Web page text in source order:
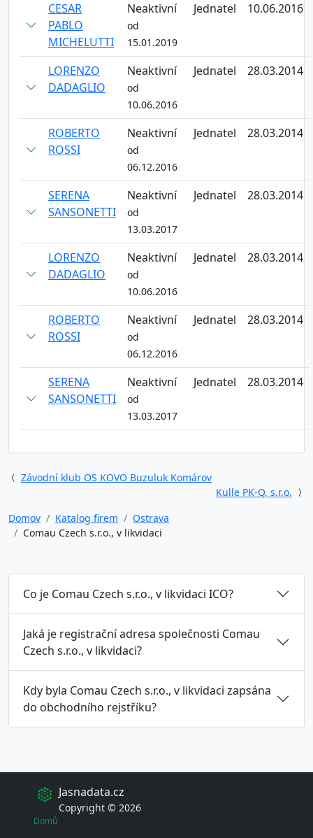
CESAR
PABLO
MICHELUTTI
Neaktivní
od
15.01.2019
Jednatel 10.06.2016
LORENZO
DADAGLIO
Neaktivní
od
10.06.2016
Jednatel 28.03.2014
ROBERTO
ROSSI
Neaktivní
od
06.12.2016
Jednatel 28.03.2014
SERENA
SANSONETTI
Neaktivní
od
13.03.2017
Jednatel 28.03.2014
LORENZO
DADAGLIO
Neaktivní
od
10.06.2016
Jednatel 28.03.2014
ROBERTO
ROSSI
Neaktivní
od
06.12.2016
Jednatel 28.03.2014
SERENA
SANSONETTI
Neaktivní
od
13.03.2017
Jednatel 28.03.2014
Závodní klub OS KOVO Buzuluk Komárov
Kulle PK-Q, s.r.o.
Domov
Katalog firem
Ostrava
Comau Czech s.r.o., v likvidaci
Co je Comau Czech s.r.o., v likvidaci ICO?
Jaká je registrační adresa společnosti Comau
Czech s.r.o., v likvidaci?
Kdy byla Comau Czech s.r.o., v likvidaci zapsána
do obchodního rejstříku?
Jasnadata.cz
Copyright © 2026
Domů